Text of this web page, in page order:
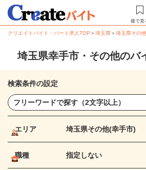
後で見
クリエイトバイト・パート求人TOP ＞埼玉県＞埼玉県その他
埼玉県幸手市・その他のバ
検索条件の設定
エリア 埼玉県その他(幸手市)
職種 指定しない